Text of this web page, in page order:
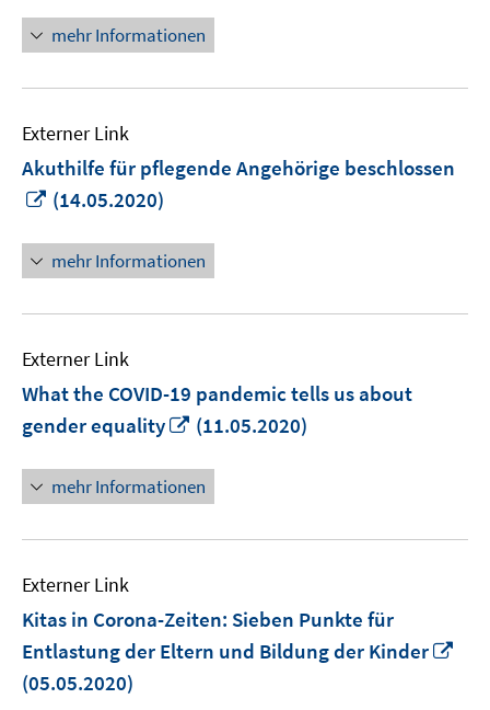
mehr Informationen
Externer Link
Akuthilfe für pflegende Angehörige beschlossen
In
Fenster
öffnen
(14.05.2020)
mehr Informationen
Externer Link
What the COVID-19 pandemic tells us about
gender equality
In
Fenster
öffnen
(11.05.2020)
mehr Informationen
Externer Link
Kitas in Corona-Zeiten: Sieben Punkte für
Entlastung der Eltern und Bildung der Kinder
(05.05.2020)